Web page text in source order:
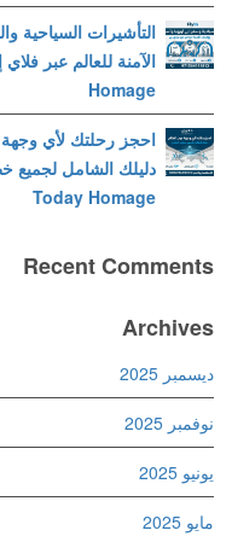
التأشيرات السياحية
Homage
احجز رحلتك لأي وجهة
Today Homage
Recent Comments
Archives
ديسمبر 2025
نوفمبر 2025
يونيو 2025
مايو 2025